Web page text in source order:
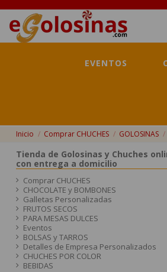
EVENTOS
Inicio Comprar CHUCHES GOLOSINAS
Tienda de Golosinas y Chuches
con entrega a domicilio
Comprar CHUCHES
CHOCOLATE y BOMBONES
Galletas Personalizadas
FRUTOS SECOS
PARA MESAS DULCES
Eventos
BOLSAS y TARROS
Detalles de Empresa Personalizados
CHUCHES POR COLOR
BEBIDAS